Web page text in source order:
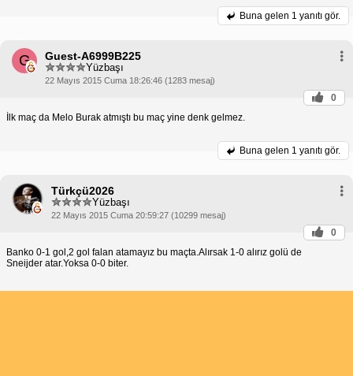
Buna gelen 1 yanıtı gör.
G Guest-A6999B225
Yüzbaşı
22 Mayıs 2015 Cuma 18:26:46 (1283 mesaj)
0
İlk maç da Melo Burak atmıştı bu maç yine denk gelmez.
Buna gelen 1 yanıtı gör.
Türkçü2026
Yüzbaşı
22 Mayıs 2015 Cuma 20:59:27 (10299 mesaj)
0
Banko 0-1 gol,2 gol falan atamayız bu maçta.Alırsak 1-0 alırız golü de
Sneijder atar.Yoksa 0-0 biter.